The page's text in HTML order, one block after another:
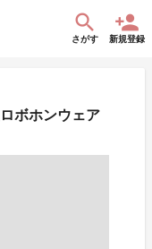
さがす 新規登録
ロボホンウェア